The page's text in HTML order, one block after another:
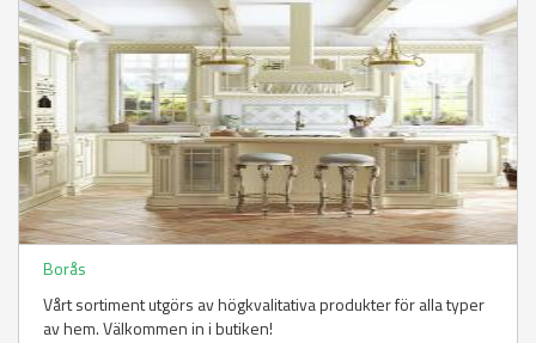
Borås
Vårt sortiment utgörs av högkvalitativa produkter för alla typer
av hem. Välkommen in i butiken!